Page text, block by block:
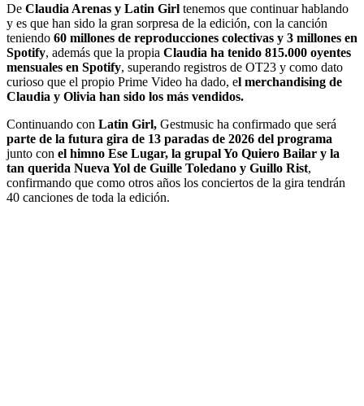
De Claudia Arenas y Latin Girl tenemos que continuar hablando
y es que han sido la gran sorpresa de la edición, con la canción
teniendo 60 millones de reproducciones colectivas y 3 millones en
Spotify, además que la propia Claudia ha tenido 815.000 oyentes
mensuales en Spotify, superando registros de OT23 y como dato
curioso que el propio Prime Video ha dado, el merchandising de
Claudia y Olivia han sido los más vendidos.
Continuando con Latin Girl, Gestmusic ha confirmado que será
parte de la futura gira de 13 paradas de 2026 del programa
junto con el himno Ese Lugar, la grupal Yo Quiero Bailar y la
tan querida Nueva Yol de Guille Toledano y Guillo Rist,
confirmando que como otros años los conciertos de la gira tendrán
40 canciones de toda la edición.